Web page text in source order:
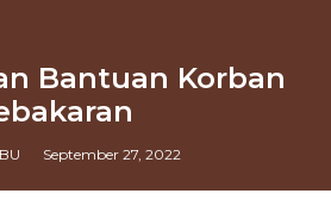
Bantuan Korban
September 27, 2022